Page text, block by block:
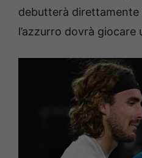
debutterà direttamente
l’azzurro dovrà giocare